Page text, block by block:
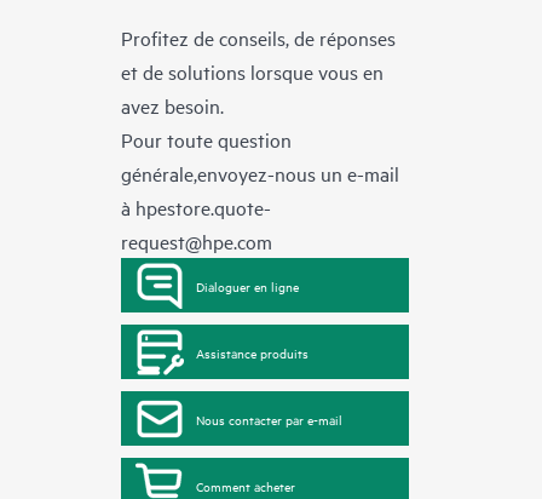
Profitez de conseils, de réponses
et de solutions lorsque vous en
avez besoin.
Pour toute question
générale,envoyez-nous un e-mail
à hpestore.quote-
request@hpe.com
Dialoguer en ligne
Assistance produits
Nous contacter par e-mail
Comment acheter